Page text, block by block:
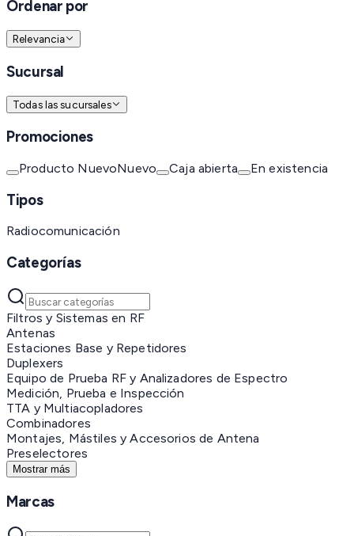
Ordenar por
Relevancia
Sucursal
Todas las sucursales
Promociones
Producto NuevoNuevo Caja abierta En existencia
Tipos
Radiocomunicación
Categorías
Filtros y Sistemas en RF
Antenas
Estaciones Base y Repetidores
Duplexers
Equipo de Prueba RF y Analizadores de Espectro
Medición, Prueba e Inspección
TTA y Multiacopladores
Combinadores
Montajes, Mástiles y Accesorios de Antena
Preselectores
Mostrar más
Marcas